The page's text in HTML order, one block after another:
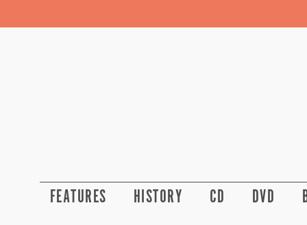
FEATURES HISTORY CD DVD